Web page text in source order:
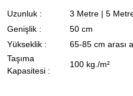
Uzunluk :
3 Metre | 5
Genişlik :
50 cm
Yükseklik :
65-85 cm arası
Taşıma
Kapasitesi :
100 kg./m²